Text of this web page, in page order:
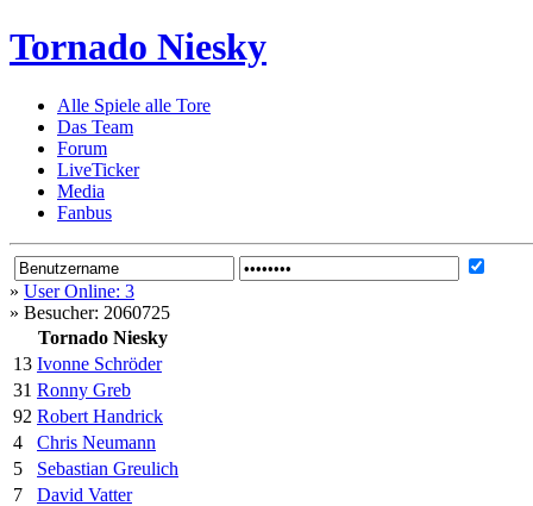
Tornado Niesky
Alle Spiele alle Tore
Das Team
Forum
LiveTicker
Media
Fanbus
» User Online: 3
» Besucher: 2060725
Tornado Niesky
13 Ivonne Schröder
31 Ronny Greb
92 Robert Handrick
4
Chris Neumann
5
Sebastian Greulich
7
David Vatter